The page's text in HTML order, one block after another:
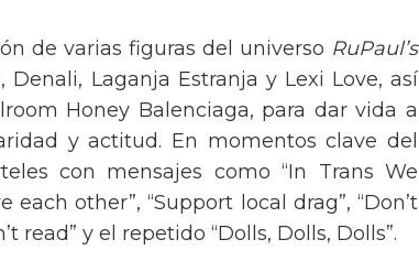
de varias figuras del universo RuPaul’s
Laganja Estranja y Lexi Love, así
Honey Balenciaga, para dar vida a
y actitud. En momentos clave del
con mensajes como “In Trans We
each other”, “Support local drag”, “Don’t
read” y el repetido “Dolls, Dolls, Dolls”.